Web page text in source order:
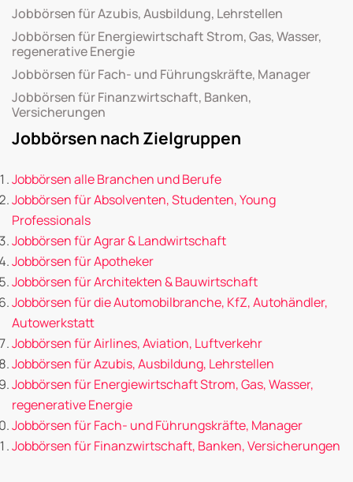
Jobbörsen für Azubis, Ausbildung, Lehrstellen
Jobbörsen für Energiewirtschaft Strom, Gas, Wasser,
regenerative Energie
Jobbörsen für Fach- und Führungskräfte, Manager
Jobbörsen für Finanzwirtschaft, Banken,
Versicherungen
Jobbörsen nach Zielgruppen
Jobbörsen alle Branchen und Berufe
Jobbörsen für Absolventen, Studenten, Young
Professionals
Jobbörsen für Agrar & Landwirtschaft
Jobbörsen für Apotheker
Jobbörsen für Architekten & Bauwirtschaft
Jobbörsen für die Automobilbranche, KfZ, Autohändler,
Autowerkstatt
Jobbörsen für Airlines, Aviation, Luftverkehr
Jobbörsen für Azubis, Ausbildung, Lehrstellen
Jobbörsen für Energiewirtschaft Strom, Gas, Wasser,
regenerative Energie
Jobbörsen für Fach- und Führungskräfte, Manager
Jobbörsen für Finanzwirtschaft, Banken, Versicherungen